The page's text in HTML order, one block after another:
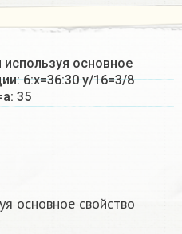
используя основное
6:х=36:30 у/16=3/8
35
основное свойство